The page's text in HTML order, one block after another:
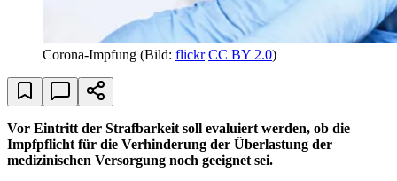
Corona-Impfung (Bild: flickr CC BY 2.0)
Vor Eintritt der Strafbarkeit soll evaluiert werden, ob die
Impfpflicht für die Verhinderung der Überlastung der
medizinischen Versorgung noch geeignet sei.